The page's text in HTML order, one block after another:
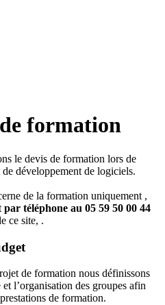
formation
le devis de formation lors de
développement de logiciels.
de la formation uniquement ,
par téléphone au 05 59 50 00 44
ce site, .
de formation nous définissons
l’organisation des groupes afin
de formation.